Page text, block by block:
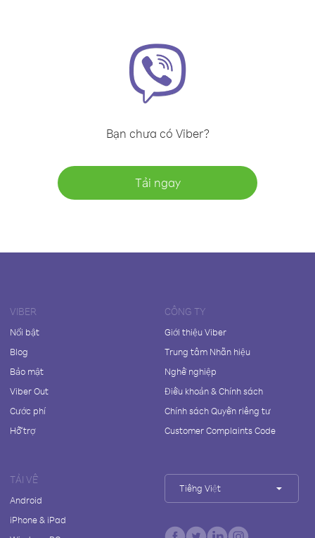
Bạn chưa có Viber?
Tải ngay
VIBER
Nổi bật
Blog
Bảo mật
Viber Out
Cước phí
Hỗ trợ
CÔNG TY
Giới thiệu Viber
Trung tâm Nhãn hiệu
Nghề nghiệp
Điều khoản & Chính sách
Chính sách Quyền riêng tư
Customer Complaints Code
TẢI VỀ
Android
iPhone & iPad
Tiếng Việt